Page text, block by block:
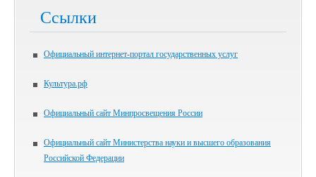
Ссылки
Официальный интернет-портал государственных услуг
Культура.рф
Официальный сайт Минпросвещения России
Официальный сайт Министерства науки и высшего образования
Российской Федерации